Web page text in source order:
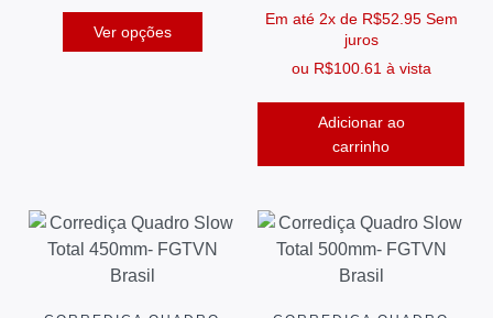
Ver opções
Em até 2x de R$52.95 Sem
juros
ou R$100.61 à vista
Adicionar ao
carrinho